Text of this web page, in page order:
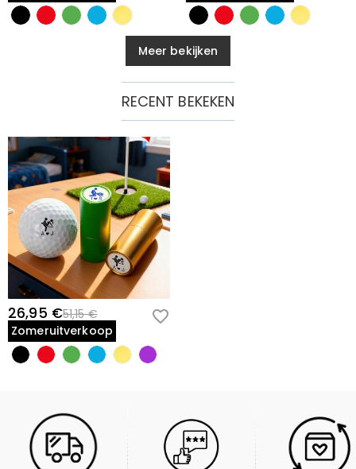
Meer bekijken
RECENT BEKEKEN
26,95 €51,15 €
Zomeruitverkoop